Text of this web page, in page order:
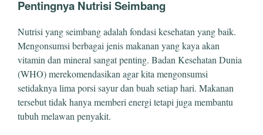
Pentingnya Nutrisi Seimbang
Nutrisi yang seimbang adalah fondasi kesehatan yang baik.
Mengonsumsi berbagai jenis makanan yang kaya akan
vitamin dan mineral sangat penting. Badan Kesehatan Dunia
(WHO) merekomendasikan agar kita mengonsumsi
setidaknya lima porsi sayur dan buah setiap hari. Makanan
tersebut tidak hanya memberi energi tetapi juga membantu
tubuh melawan penyakit.